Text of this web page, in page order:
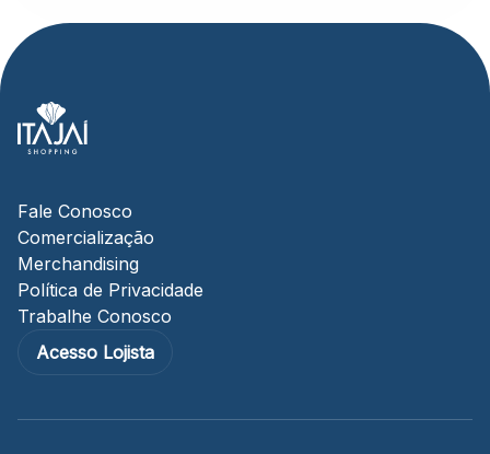
Fale Conosco
Comercialização
Merchandising
Política de Privacidade
Trabalhe Conosco
Acesso Lojista